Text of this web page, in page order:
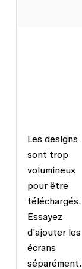
Les designs
sont trop
volumineux
pour être
téléchargés.
Essayez
d'ajouter les
écrans
séparément.